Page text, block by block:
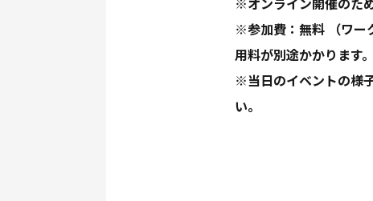
※参加費：無料 （ワー
用料が別途かかります。
※当日のイベントの様
い。